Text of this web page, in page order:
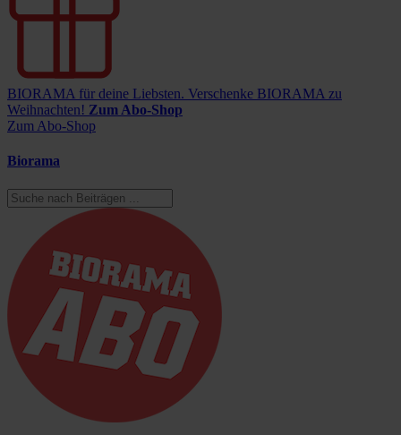
BIORAMA für deine Liebsten. Verschenke BIORAMA zu
Weihnachten! Zum Abo-Shop
Zum Abo-Shop
Biorama